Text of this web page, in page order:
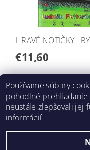
HRAVÉ NOTIČKY -
€11,60
1
Používame súbory
pohodlné prehliadanie
neustále zlepšovali jej
informácií